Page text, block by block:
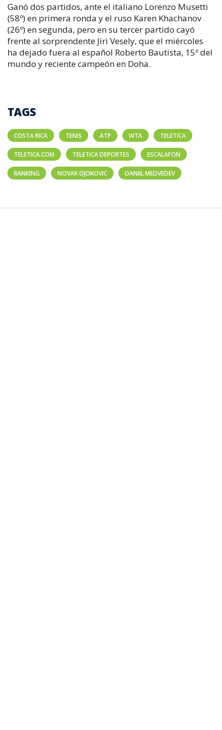
Ganó dos partidos, ante el italiano Lorenzo Musetti
(58º) en primera ronda y el ruso Karen Khachanov
(26º) en segunda, pero en su tercer partido cayó
frente al sorprendente Jiri Vesely, que el miércoles
ha dejado fuera al español Roberto Bautista, 15º del
mundo y reciente campeón en Doha.
TAGS
COSTA RICA TENIS ATP WTA TELETICA
TELETICA.COM TELETICA DEPORTES ESCALAFON
RANKING NOVAK DJOKOVIC DANIIL MEDVEDEV